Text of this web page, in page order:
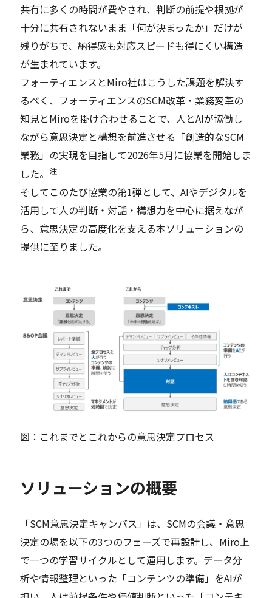
共有に多くの時間が費やされ、判断の前提や根拠が
十分に共有されないまま「何が決まったか」だけが
残りがちで、納得感も対応スピードも得にくい構造
が生まれています。
フォーティエンスとMiro社はこうした課題を解決す
るべく、フォーティエンスのSCM改革・業務変革の
知見とMiroを掛け合わせることで、人とAIが協働し
ながら意思決定と構想を前進させる「創造的なSCM
業務」の実現を目指して2026年5月に協業を開始しま
した。注
そしてこのたび協業の第1弾として、AIやデジタルを
活用して人の判断・対話・構想力を中心に据えなが
ら、意思決定の高度化を支える本ソリューションの
提供に至りました。
図：これまでとこれからの意思決定プロセス
ソリューションの概要
「SCM意思決定キャンバス」は、SCMの会議・意思
決定の場を以下の3つのフェーズで再設計し、Miro上
で一つの学習サイクルとして運用します。データ分
析や情報整理といった「コンテンツの準備」をAIが